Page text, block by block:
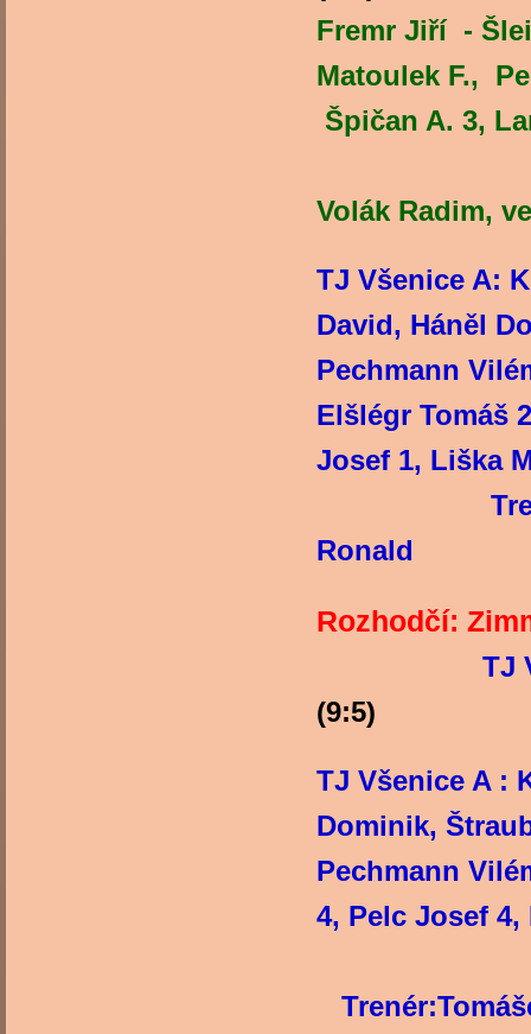
Fremr Jiří -
Matoulek F.,
Špičan A.
Volák Radim,
TJ Všenice A:
David, Háněl
Pechmann
Elšlégr Tomáš
Josef
Ronald
Rozhodčí:
TJ
(9:5)
TJ Všenice A :
Dominik,
Pechmann
4, Pelc Josef